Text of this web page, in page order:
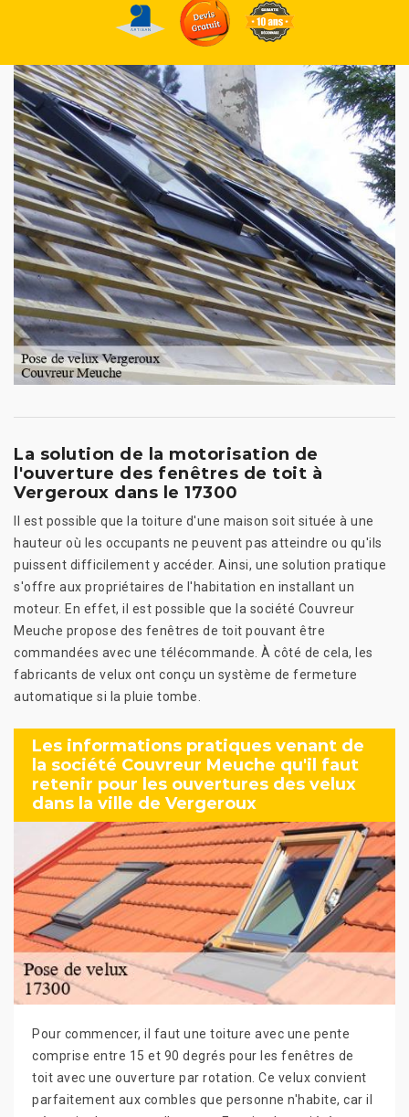
La solution de la motorisation de
l'ouverture des fenêtres de toit à
Vergeroux dans le 17300
Il est possible que la toiture d'une maison soit située à une
hauteur où les occupants ne peuvent pas atteindre ou qu'ils
puissent difficilement y accéder. Ainsi, une solution pratique
s'offre aux propriétaires de l'habitation en installant un
moteur. En effet, il est possible que la société Couvreur
Meuche propose des fenêtres de toit pouvant être
commandées avec une télécommande. À côté de cela, les
fabricants de velux ont conçu un système de fermeture
automatique si la pluie tombe.
Les informations pratiques venant de
la société Couvreur Meuche qu'il faut
retenir pour les ouvertures des velux
dans la ville de Vergeroux
Pour commencer, il faut une toiture avec une pente
comprise entre 15 et 90 degrés pour les fenêtres de
toit avec une ouverture par rotation. Ce velux convient
parfaitement aux combles que personne n'habite, car il